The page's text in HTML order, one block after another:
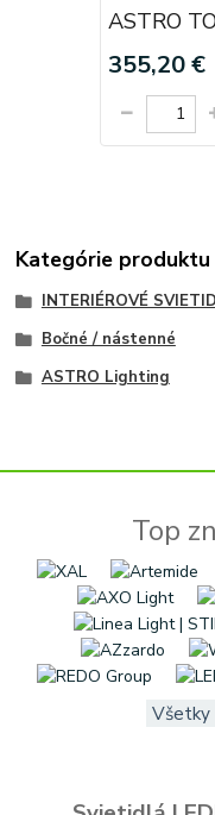
ASTRO
355,20 €
Kategórie produktu
INTERIÉROVÉ
Bočné / nástenné
ASTRO Lighting
Top
Všetky